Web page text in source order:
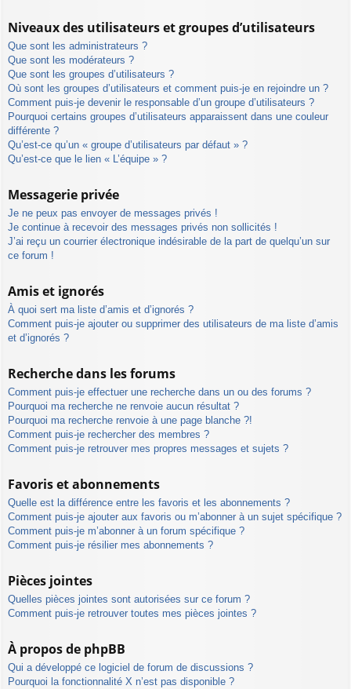
Niveaux des utilisateurs et groupes d’utilisateurs
Que sont les administrateurs ?
Que sont les modérateurs ?
Que sont les groupes d’utilisateurs ?
Où sont les groupes d’utilisateurs et comment puis-je en rejoindre un ?
Comment puis-je devenir le responsable d’un groupe d’utilisateurs ?
Pourquoi certains groupes d’utilisateurs apparaissent dans une couleur
différente ?
Qu’est-ce qu’un « groupe d’utilisateurs par défaut » ?
Qu’est-ce que le lien « L’équipe » ?
Messagerie privée
Je ne peux pas envoyer de messages privés !
Je continue à recevoir des messages privés non sollicités !
J’ai reçu un courrier électronique indésirable de la part de quelqu’un sur
ce forum !
Amis et ignorés
À quoi sert ma liste d’amis et d’ignorés ?
Comment puis-je ajouter ou supprimer des utilisateurs de ma liste d’amis
et d’ignorés ?
Recherche dans les forums
Comment puis-je effectuer une recherche dans un ou des forums ?
Pourquoi ma recherche ne renvoie aucun résultat ?
Pourquoi ma recherche renvoie à une page blanche ?!
Comment puis-je rechercher des membres ?
Comment puis-je retrouver mes propres messages et sujets ?
Favoris et abonnements
Quelle est la différence entre les favoris et les abonnements ?
Comment puis-je ajouter aux favoris ou m’abonner à un sujet spécifique ?
Comment puis-je m’abonner à un forum spécifique ?
Comment puis-je résilier mes abonnements ?
Pièces jointes
Quelles pièces jointes sont autorisées sur ce forum ?
Comment puis-je retrouver toutes mes pièces jointes ?
À propos de phpBB
Qui a développé ce logiciel de forum de discussions ?
Pourquoi la fonctionnalité X n’est pas disponible ?